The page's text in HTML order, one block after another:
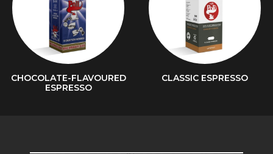
CHOCOLATE-FLAVOURED
ESPRESSO
CLASSIC ESPRESSO